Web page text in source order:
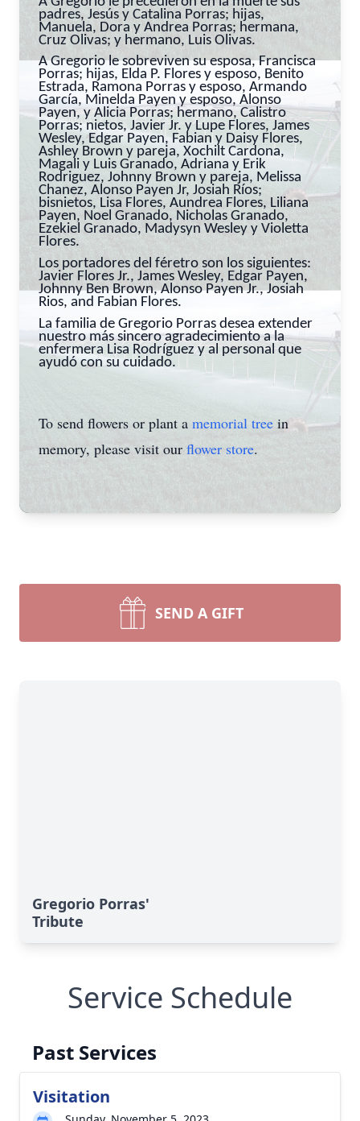
padres, Jesús y Catalina Porras; hijas,
Manuela, Dora y Andrea Porras; hermana,
Cruz Olivas; y hermano, Luis Olivas.
A Gregorio le sobreviven su esposa, Francisca
Porras; hijas, Elda P. Flores y esposo, Benito
Estrada, Ramona Porras y esposo, Armando
García, Minelda Payen y esposo, Alonso
Payen, y Alicia Porras; hermano, Calistro
Porras; nietos, Javier Jr. y Lupe Flores, James
Wesley, Edgar Payen, Fabian y Daisy Flores,
Ashley Brown y pareja, Xochilt Cardona,
Magali y Luis Granado, Adriana y Erik
Rodriguez, Johnny Brown y pareja, Melissa
Chanez, Alonso Payen Jr, Josiah Ríos;
bisnietos, Lisa Flores, Aundrea Flores, Liliana
Payen, Noel Granado, Nicholas Granado,
Ezekiel Granado, Madysyn Wesley y Violetta
Flores.
Los portadores del féretro son los siguientes:
Javier Flores Jr., James Wesley, Edgar Payen,
Johnny Ben Brown, Alonso Payen Jr., Josiah
Rios, and Fabian Flores.
La familia de Gregorio Porras desea extender
nuestro más sincero agradecimiento a la
enfermera Lisa Rodríguez y al personal que
ayudó con su cuidado.
To send flowers or plant a memorial tree in
memory, please visit our flower store.
SEND A GIFT
Gregorio Porras'
Tribute
Service Schedule
Past Services
Visitation